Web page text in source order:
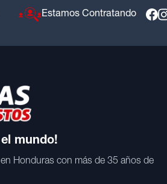
Estamos Contratando
mundo!
Honduras con más de 35 años de